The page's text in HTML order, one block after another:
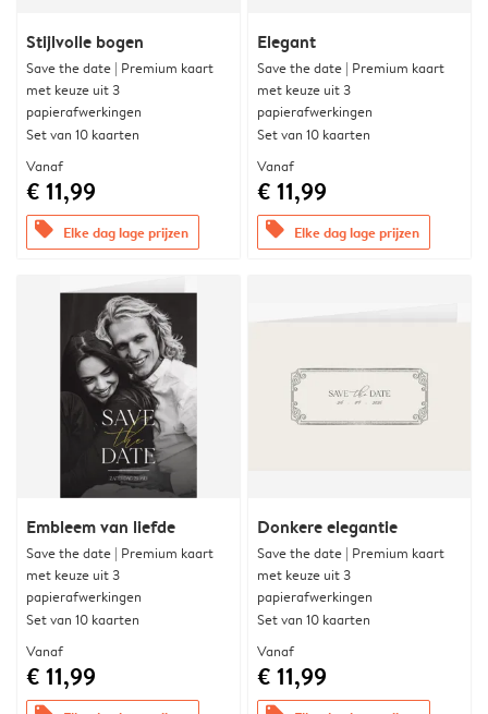
Stijlvolle bogen
Save the date | Premium kaart
met keuze uit 3
papierafwerkingen
Set van 10 kaarten
Vanaf
€ 11,99
offers Elke dag lage prijzen
Elegant
Save the date | Premium kaart
met keuze uit 3
papierafwerkingen
Set van 10 kaarten
Vanaf
€ 11,99
offers Elke dag lage prijzen
Embleem van liefde
Save the date | Premium kaart
met keuze uit 3
papierafwerkingen
Set van 10 kaarten
Vanaf
€ 11,99
Donkere elegantie
Save the date | Premium kaart
met keuze uit 3
papierafwerkingen
Set van 10 kaarten
Vanaf
€ 11,99